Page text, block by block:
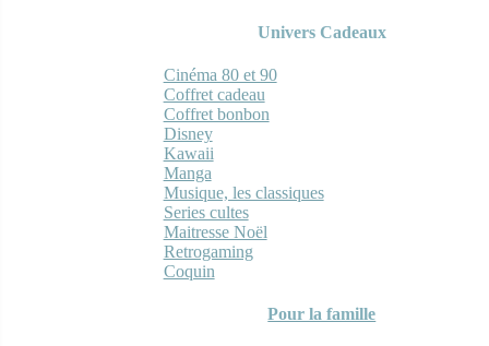
Univers Cadeaux
Cinéma 80 et 90
Coffret cadeau
Coffret bonbon
Disney
Kawaii
Manga
Musique, les classiques
Series cultes
Maitresse Noël
Retrogaming
Coquin
Pour la famille